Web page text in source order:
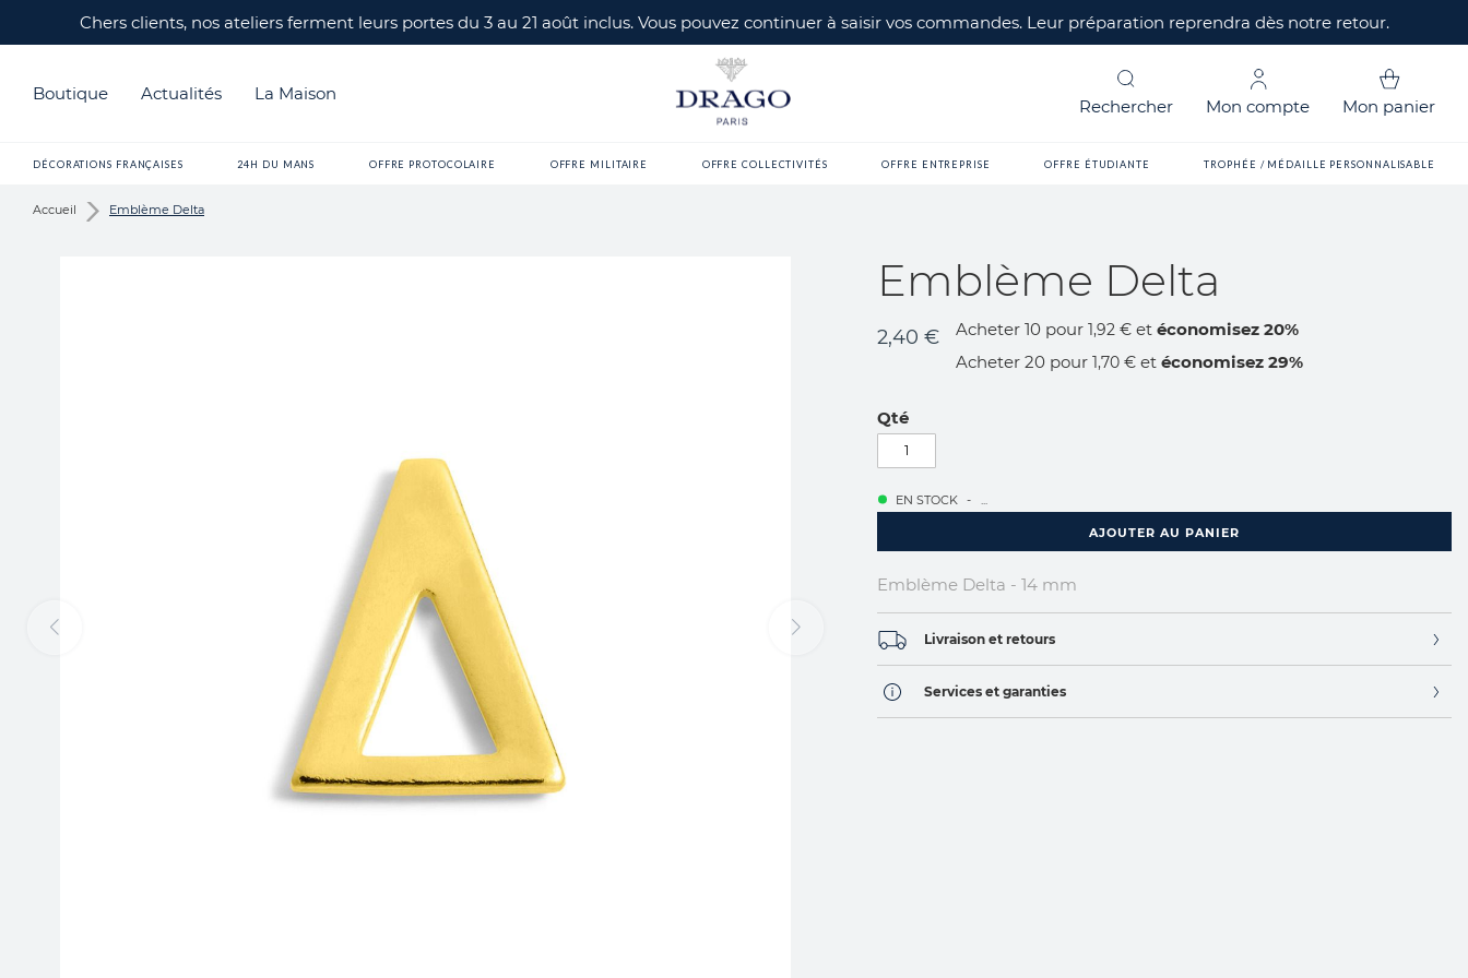
Chers clients, nos ateliers ferment leurs portes du 3 au 21 août inclus. Vous pouvez continuer à saisir vos commandes. Leur préparation reprendra dès notre retour.
Boutique
DÉCORATIONS FRANÇAISES 24H DU MANS OFFRE PROTOCOLAIRE OFFRE MILITAIRE OFFRE COLLECTIVITÉS OFFRE ENTREPRISE OFFRE ÉTUDIANTE TROPHÉE / MÉDAILLE PERSONNALISABLE
Actualités La Maison
Rechercher Mon compte Mon panier
Accueil Emblème Delta
Emblème Delta
2,40 € Acheter 10 pour1,92 € etéconomisez 20%
Acheter 20 pour1,70 € etéconomisez 29%
Qté
EN STOCK ...
AJOUTER AU PANIER
Emblème Delta - 14 mm
Livraison et retours
Services et garanties